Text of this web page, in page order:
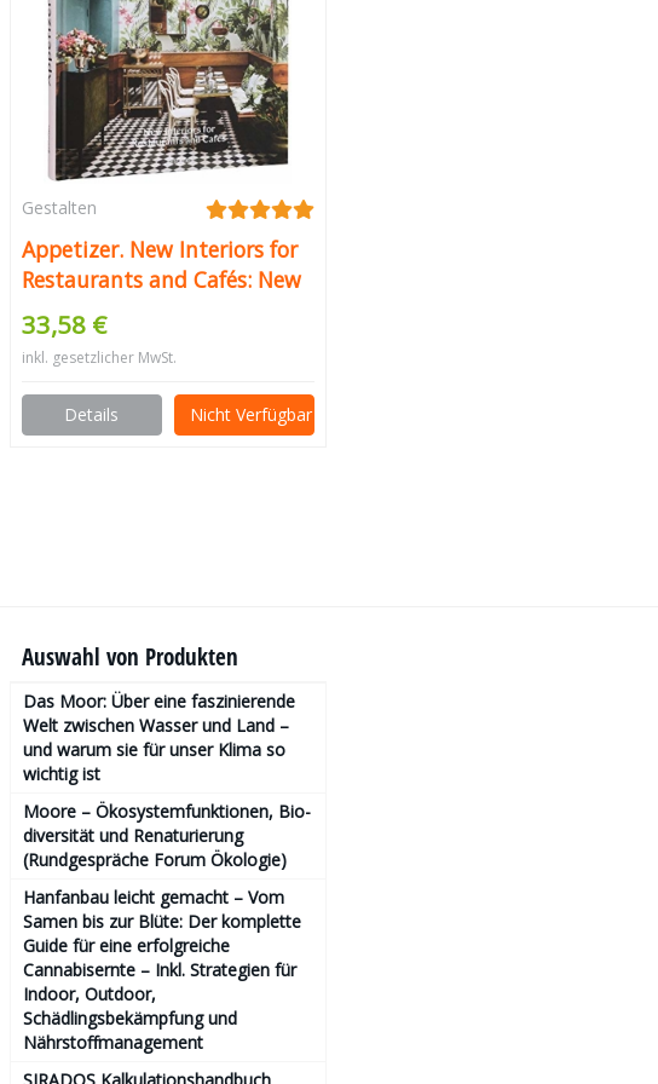
Gestalten
Appetizer. New Interiors for
Restaurants and Cafés: New
Interiors, Designs and
Concepts for Food Places
33,58 €
inkl. gesetzlicher MwSt.
Details Nicht Verfügbar
Auswahl von Produkten
Das Moor: Über eine faszinierende
Welt zwischen Wasser und Land –
und warum sie für unser Klima so
wichtig ist
Moore – Ökosystemfunktionen, Bio­
diversität und Renaturierung
(Rundgespräche Forum Ökologie)
Hanfanbau leicht gemacht – Vom
Samen bis zur Blüte: Der komplette
Guide für eine erfolgreiche
Cannabisernte – Inkl. Strategien für
Indoor, Outdoor,
Schädlingsbekämpfung und
Nährstoffmanagement